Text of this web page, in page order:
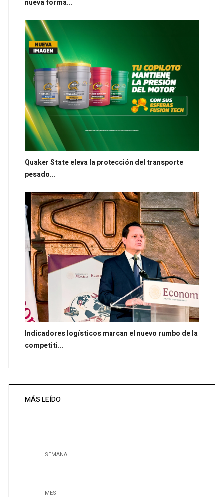
nueva forma...
Quaker State eleva la protección del transporte
pesado...
Indicadores logísticos marcan el nuevo rumbo de la
competiti...
MÁS LEÍDO
SEMANA
MES